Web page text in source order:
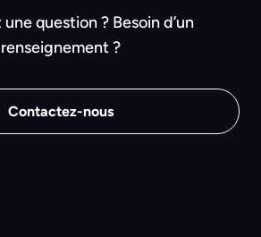
question ? Besoin d’un
renseignement ?
Contactez-nous